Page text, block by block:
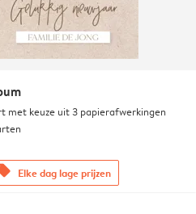
met keuze uit 3 papierafwerkingen
Elke dag lage prijzen